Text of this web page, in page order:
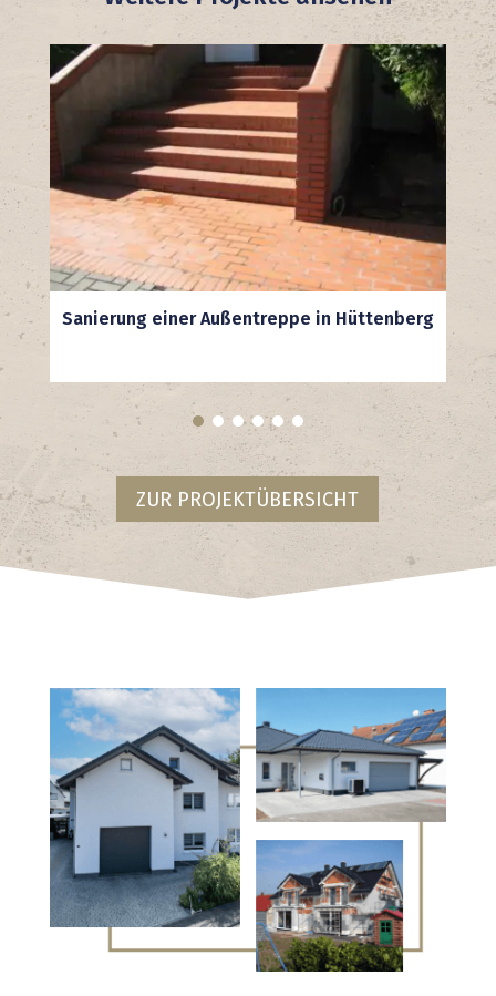
Sanierung einer Außentreppe in Hüttenberg
ZUR PROJEKTÜBERSICHT